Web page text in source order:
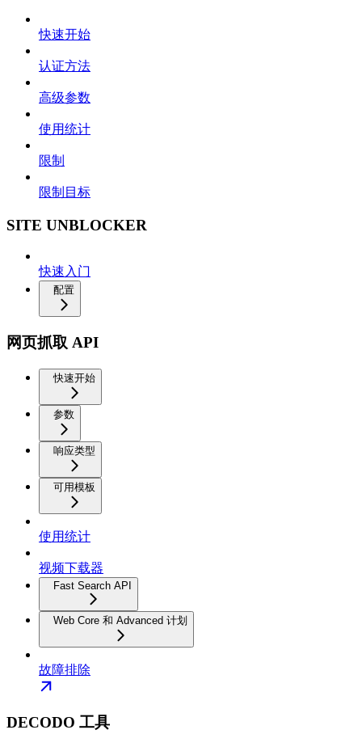
快速开始
认证方法
高级参数
使用统计
限制
限制目标
SITE UNBLOCKER
快速入门
配置
网页抓取 API
快速开始
参数
响应类型
可用模板
使用统计
视频下载器
Fast Search API
Web Core 和 Advanced 计划
故障排除
DECODO 工具